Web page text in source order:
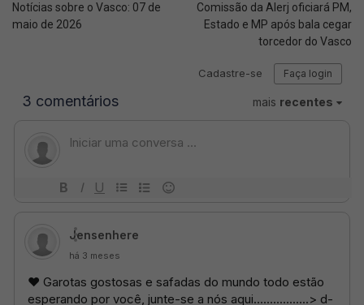
Notícias sobre o Vasco: 07 de
maio de 2026
Comissão da Alerj oficiará PM,
Estado e MP após bala cegar
torcedor do Vasco